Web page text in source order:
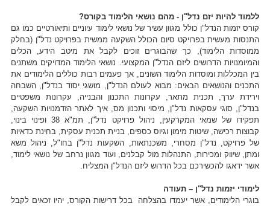
ללמוד להיות יזם נדל"ן - מהם נושאי הלימוד בקורס?
קורס יזמות הנדל"ן כולל מגוון עשיר של נושאי לימוד עיוניים ותיאורטיים כמו גם
התנסות מעשית בפרויקט סיום הכולל השקעה ממשית בפרויקט נדל"ן (בחלק
ממוסדות הלימוד), כך שהבוגרים זוכים לקבל את מיטב הידע, הכלים
והמיומנויות הדרושים ליזם הנדל"ן המקצועי. נושאי הלימוד המדויקים משתנים
בין המכללות ומוסדות הלימוד השונים, אך פעמים רבות כוללים הלימודים את
התכנים והנושאים הבאים: מבוא לעולם הנדל"ן, מושגי יסוד בנדל"ן, השבחה
וירידת ערך, תכנית מתאר, עקרונות התכנון והבנייה, עקרונות משפטיים
בנדל"ן, סוגי עסקאות נדל"ן, מיסוי ותכנון מס, איך לאתר הזדמנויות השקעה,
תפקידו של שמאי המקרקעין, ניהול פרויקט נדל"ן, תמ"א 38 ופינוי בינוי,
קבוצות רכישה, שיטות מימון וגיוס כספים, בניית תכנית עסקית, בחינת כדאיות
של פרויקט, נדל"ן מסחרי, משכנתאות, השקעות נדל"ן בחו"ל, ניהול משא
ומתן, שיווק ומכירות, התנהלות מול קבלנים, ועוד מגוון נרחב של נושאי לימוד,
אשר ידאגו להכשירכם בכל הדרוש ליזם הנדל"ן המצליח.
לימודי יזמות נדל"ן – תעודה
בוגרי הלימודים, אשר יעמדו בהצלחה בכל דרישות הקורס, יהיו זכאים לקבל